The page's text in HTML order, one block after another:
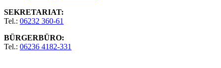
SEKRETARIAT:
Tel.: 06232 360-61
BÜRGERBÜRO:
Tel.: 06236 4182-331